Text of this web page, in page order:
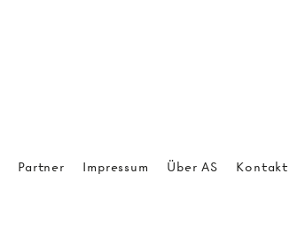
Partner Impressum Über AS Kontakt